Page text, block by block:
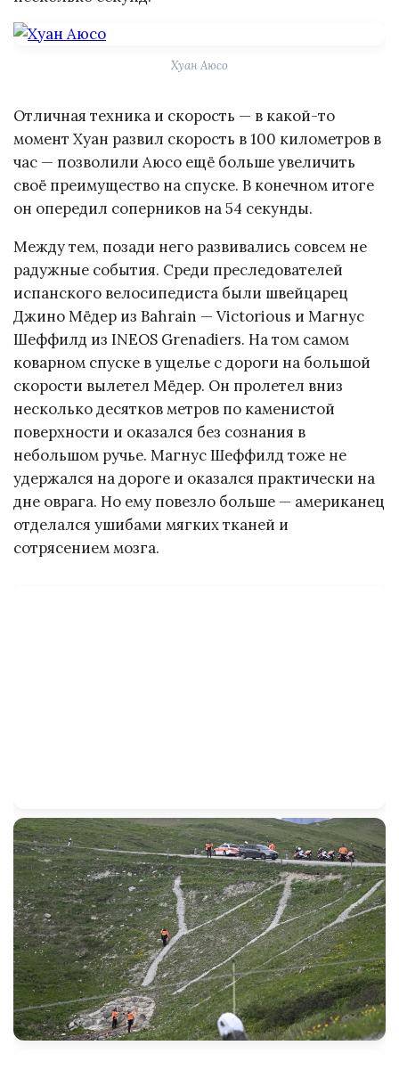
Хуан Аюсо
Отличная техника и скорость — в какой-то
момент Хуан развил скорость в 100 километров в
час — позволили Аюсо ещё больше увеличить
своё преимущество на спуске. В конечном итоге
он опередил соперников на 54 секунды.
Между тем, позади него развивались совсем не
радужные события. Среди преследователей
испанского велосипедиста были швейцарец
Джино Мёдер из Bahrain — Victorious и Магнус
Шеффилд из INEOS Grenadiers. На том самом
коварном спуске в ущелье с дороги на большой
скорости вылетел Мёдер. Он пролетел вниз
несколько десятков метров по каменистой
поверхности и оказался без сознания в
небольшом ручье. Магнус Шеффилд тоже не
удержался на дороге и оказался практически на
дне оврага. Но ему повезло больше — американец
отделался ушибами мягких тканей и
сотрясением мозга.